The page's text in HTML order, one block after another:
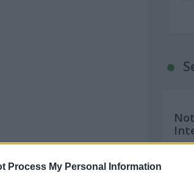
Process My Personal Information